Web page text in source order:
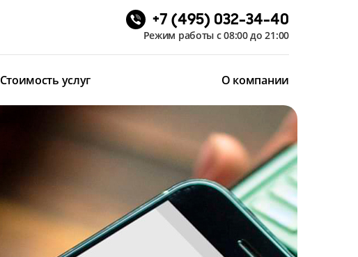
+7 (495) 032-34-40
Режим работы с 08:00 до 21:00
Стоимость услуг О компании